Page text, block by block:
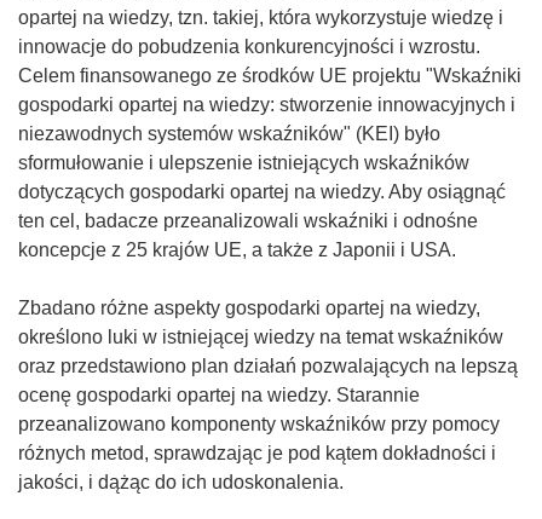
opartej na wiedzy, tzn. takiej, która wykorzystuje wiedzę i
innowacje do pobudzenia konkurencyjności i wzrostu.
Celem finansowanego ze środków UE projektu "Wskaźniki
gospodarki opartej na wiedzy: stworzenie innowacyjnych i
niezawodnych systemów wskaźników" (KEI) było
sformułowanie i ulepszenie istniejących wskaźników
dotyczących gospodarki opartej na wiedzy. Aby osiągnąć
ten cel, badacze przeanalizowali wskaźniki i odnośne
koncepcje z 25 krajów UE, a także z Japonii i USA.
Zbadano różne aspekty gospodarki opartej na wiedzy,
określono luki w istniejącej wiedzy na temat wskaźników
oraz przedstawiono plan działań pozwalających na lepszą
ocenę gospodarki opartej na wiedzy. Starannie
przeanalizowano komponenty wskaźników przy pomocy
różnych metod, sprawdzając je pod kątem dokładności i
jakości, i dążąc do ich udoskonalenia.